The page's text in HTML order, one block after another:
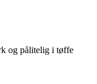
og pålitelig i tøffe